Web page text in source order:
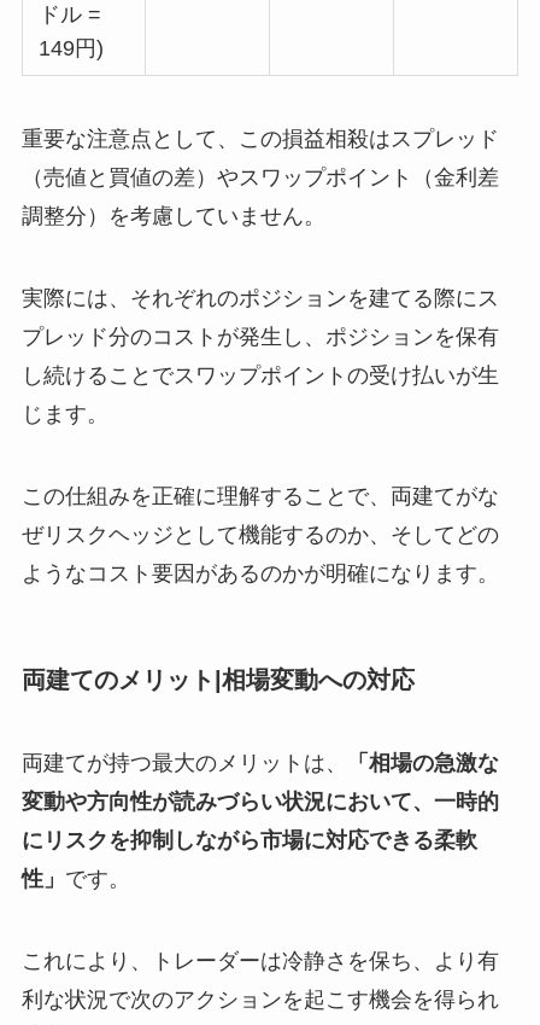
ドル =
149円)
重要な注意点として、この損益相殺はスプレッド
（売値と買値の差）やスワップポイント（金利差
調整分）を考慮していません。
実際には、それぞれのポジションを建てる際にス
プレッド分のコストが発生し、ポジションを保有
し続けることでスワップポイントの受け払いが生
じます。
この仕組みを正確に理解することで、両建てがな
ぜリスクヘッジとして機能するのか、そしてどの
ようなコスト要因があるのかが明確になります。
両建てのメリット|相場変動への対応
両建てが持つ最大のメリットは、
「相場の急激な
変動や方向性が読みづらい状況において、一時的
にリスクを抑制しながら市場に対応できる柔軟
性」 です。
これにより、トレーダーは冷静さを保ち、より有
利な状況で次のアクションを起こす機会を得られ